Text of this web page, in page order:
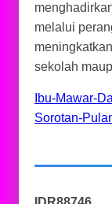
melalui
sekolah
Ibu-Mawar-
Sorotan-